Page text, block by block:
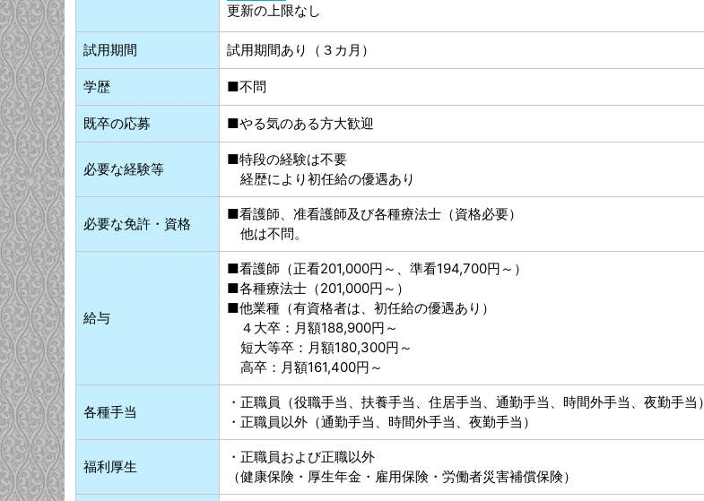
更新の上限なし
試用期間 試用期間あり（３カ月）
学歴 ■不問
既卒の応募 ■やる気のある方大歓迎
必要な経験等
■特段の経験は不要
経歴により初任給の優遇あり
必要な免許・資格
■看護師、准看護師及び各種療法士（資格必要）
他は不問。
給与
■看護師（正看201,000円～、準看194,700円～）
■各種療法士（201,000円～）
■他業種（有資格者は、初任給の優遇あり）
４大卒：月額188,900円～
短大等卒：月額180,300円～
高卒：月額161,400円～
各種手当
・正職員（役職手当、扶養手当、住居手当、通勤手当、時間外手当、夜勤手当）
・正職員以外（通勤手当、時間外手当、夜勤手当）
福利厚生
・正職員および正職以外
（健康保険・厚生年金・雇用保険・労働者災害補償保険）